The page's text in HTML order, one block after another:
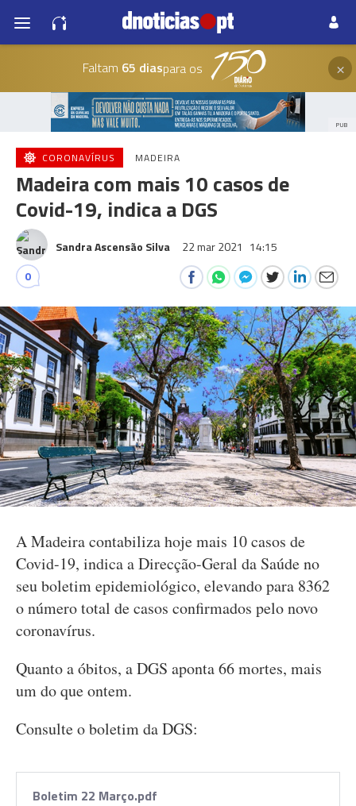
Faltam 65 diaspara os ×
PUB
CORONAVÍRUS MADEIRA
Madeira com mais 10 casos de
Covid-19, indica a DGS
Sandra Ascensão Silva 22 mar 2021 14:15
0
A Madeira contabiliza hoje mais 10 casos de
Covid-19, indica a Direcção-Geral da Saúde no
seu boletim epidemiológico, elevando para 8362
o número total de casos confirmados pelo novo
coronavírus.
Quanto a óbitos, a DGS aponta 66 mortes, mais
um do que ontem.
Consulte o boletim da DGS:
Boletim 22 Março.pdf